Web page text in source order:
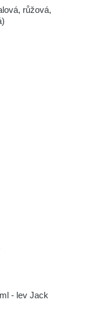
růžová,
- lev Jack